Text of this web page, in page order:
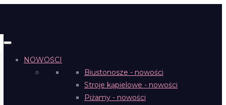
NOWOŚCI
Biustonosze - nowości
Stroje kąpielowe - nowości
Piżamy - nowości